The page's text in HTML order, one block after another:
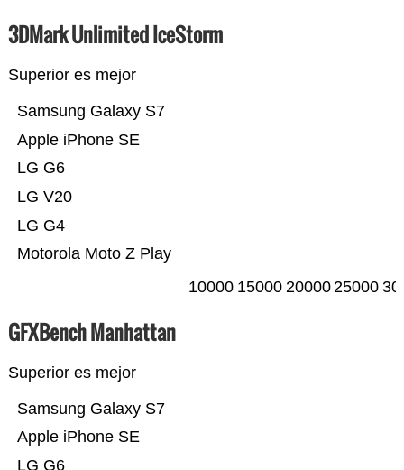
3DMark Unlimited IceStorm
Superior es mejor
Motorola Moto Z Play
LG G4
LG V20
LG G6
Apple iPhone SE
Samsung Galaxy S7
10000 15000 2000025000
GFXBench Manhattan
Superior es mejor
LG G6
Apple iPhone SE
Samsung Galaxy S7